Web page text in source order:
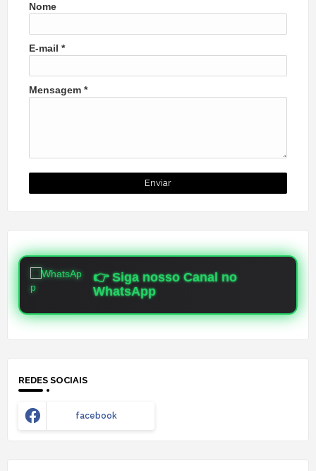
Nome
E-mail *
Mensagem *
👉 Siga nosso Canal no
WhatsApp
REDES SOCIAIS
facebook